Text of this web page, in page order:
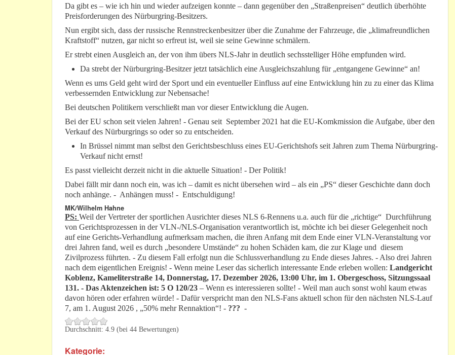
Da gibt es – wie ich hin und wieder aufzeigen konnte – dann gegenüber den „Straßenpreisen“ deutlich überhöhte
Preisforderungen des Nürburgring-Besitzers.
Nun ergibt sich, dass der russische Rennstreckenbesitzer über die Zunahme der Fahrzeuge, die „klimafreundlichen
Kraftstoff“ nutzen, gar nicht so erfreut ist, weil sie seine Gewinne schmälern.
Er strebt einen Ausgleich an, der von ihm übers NLS-Jahr in deutlich sechsstelliger Höhe empfunden wird.
Da strebt der Nürburgring-Besitzer jetzt tatsächlich eine Ausgleichszahlung für „entgangene Gewinne“ an!
Wenn es ums Geld geht wird der Sport und ein eventueller Einfluss auf eine Entwicklung hin zu zu einer das Klima
verbessernden Entwicklung zur Nebensache!
Bei deutschen Politikern verschließt man vor dieser Entwicklung die Augen.
Bei der EU schon seit vielen Jahren! - Genau seit September 2021 hat die EU-Komkmission die Aufgabe, über den
Verkauf des Nürburgrings so oder so zu entscheiden.
In Brüssel nimmt man selbst den Gerichtsbeschluss eines EU-Gerichtshofs seit Jahren zum Thema Nürburgring-
Verkauf nicht ernst!
Es passt vielleicht derzeit nicht in die aktuelle Situation! - Der Politik!
Dabei fällt mir dann noch ein, was ich – damit es nicht übersehen wird – als ein „PS“ dieser Geschichte dann doch
noch anhänge. - Anhängen muss! - Entschuldigung!
MK/Wilhelm Hahne
PS: Weil der Vertreter der sportlichen Ausrichter dieses NLS 6-Rennens u.a. auch für die „richtige“ Durchführung
von Gerichtsprozessen in der VLN-/NLS-Organisation verantwortlich ist, möchte ich bei dieser Gelegenheit noch
auf eine Gerichts-Verhandlung aufmerksam machen, die ihren Anfang mit dem Ende einer VLN-Veranstaltung vor
drei Jahren fand, weil es durch „besondere Umstände“ zu hohen Schäden kam, die zur Klage und diesem
Zivilprozess führten. - Zu diesem Fall erfolgt nun die Schlussverhandlung zu Ende dieses Jahres. - Also drei Jahren
nach dem eigentlichen Ereignis! - Wenn meine Leser das sicherlich interessante Ende erleben wollen: Landgericht
Koblenz, Kameliterstraße 14, Donnerstag, 17. Dezember 2026, 13:00 Uhr, im 1. Obergeschoss, Sitzungssaal
131. - Das Aktenzeichen ist: 5 O 120/23 – Wenn es interessieren sollte! - Weil man auch sonst wohl kaum etwas
davon hören oder erfahren würde! - Dafür verspricht man den NLS-Fans aktuell schon für den nächsten NLS-Lauf
7, am 1. August 2026 , „50% mehr Rennaktion“! - ??? -
Durchschnitt: 4.9 (bei 44 Bewertungen)
Kategorie: